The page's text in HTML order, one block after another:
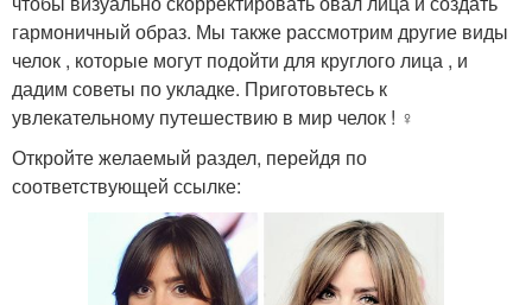
гармоничный образ. Мы также рассмотрим другие виды
челок , которые могут подойти для круглого лица , и
дадим советы по укладке. Приготовьтесь к
увлекательному путешествию в мир челок ! ‍♀️
Откройте желаемый раздел, перейдя по
соответствующей ссылке: